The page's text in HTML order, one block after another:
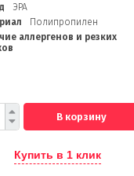
ЭРА
Полипропилен
аллергенов и резких
В корзину
Купить в 1 клик